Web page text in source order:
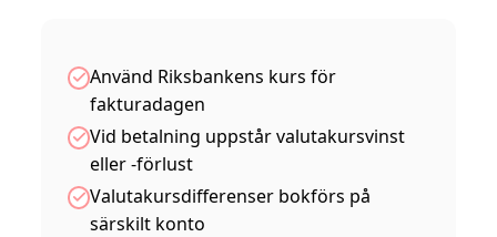
Använd Riksbankens kurs för
fakturadagen
Vid betalning uppstår valutakursvinst
eller -förlust
Valutakursdifferenser bokförs på
särskilt konto